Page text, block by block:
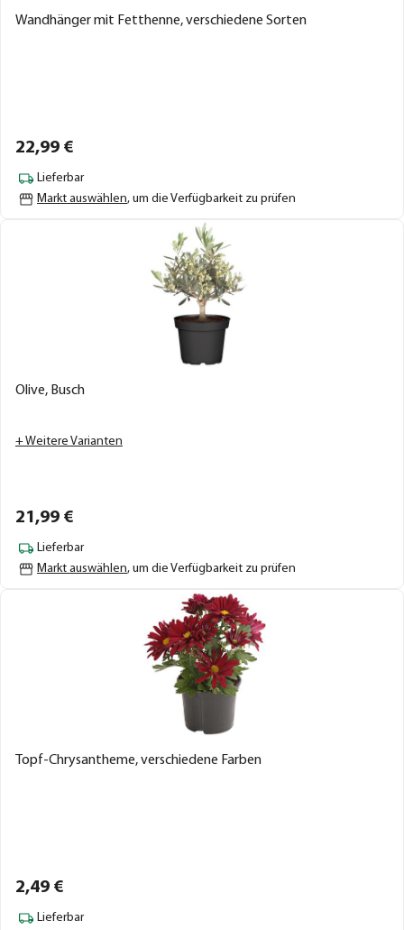
Wandhänger mit Fetthenne, verschiedene Sorten
22,99 €
Lieferbar
Markt auswählen, um die Verfügbarkeit zu prüfen
Olive, Busch
+ Weitere Varianten
21,99 €
Lieferbar
Markt auswählen, um die Verfügbarkeit zu prüfen
Topf-Chrysantheme, verschiedene Farben
2,49 €
Lieferbar